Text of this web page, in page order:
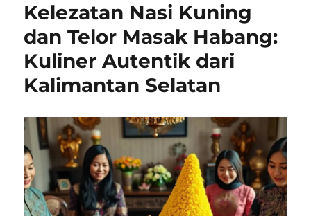
Kelezatan Nasi Kuning
dan Telor Masak Habang:
Kuliner Autentik dari
Kalimantan Selatan